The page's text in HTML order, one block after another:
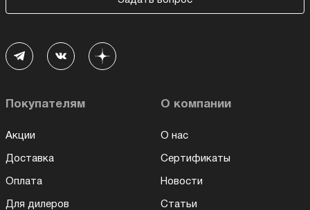
Покупателям
Акции
Доставка
Оплата
Для дилеров
О компании
О нас
Сертификаты
Новости
Статьи